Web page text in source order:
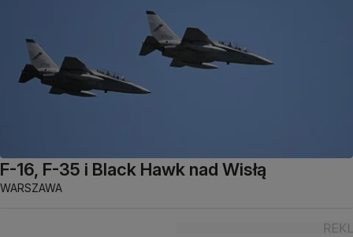
F-16, F-35 i Black Hawk nad Wisłą
WARSZAWA